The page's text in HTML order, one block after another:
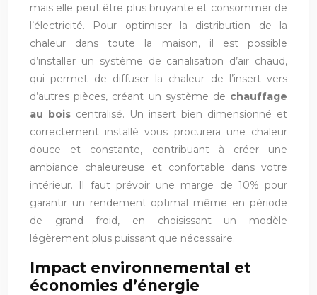
mais elle peut être plus bruyante et consommer de
l’électricité. Pour optimiser la distribution de la
chaleur dans toute la maison, il est possible
d’installer un système de canalisation d’air chaud,
qui permet de diffuser la chaleur de l’insert vers
d’autres pièces, créant un système de chauffage
au bois centralisé. Un insert bien dimensionné et
correctement installé vous procurera une chaleur
douce et constante, contribuant à créer une
ambiance chaleureuse et confortable dans votre
intérieur. Il faut prévoir une marge de 10% pour
garantir un rendement optimal même en période
de grand froid, en choisissant un modèle
légèrement plus puissant que nécessaire.
Impact environnemental et
économies d’énergie